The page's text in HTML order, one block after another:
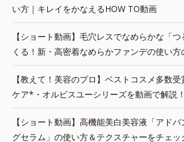
い方｜キレイをかなえるHOW TO動画
【ショート動画】毛穴レスでなめらかな「
くる！新・高密着なめらかファンデの使い
【教えて！美容のプロ】ベストコスメ多数
ケア*・オルビスユーシリーズを動画で解説！
【ショート動画】高機能美白美容液「アド
グセラム」の使い方＆テクスチャーをチェッ